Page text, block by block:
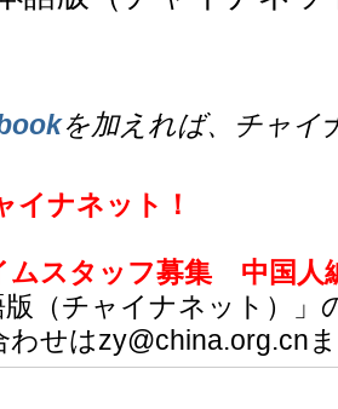
を加えれば、チャイ
イナネット！
ムスタッフ募集
中国人
版（チャイナネット）」
わせはzy@china.org.cn